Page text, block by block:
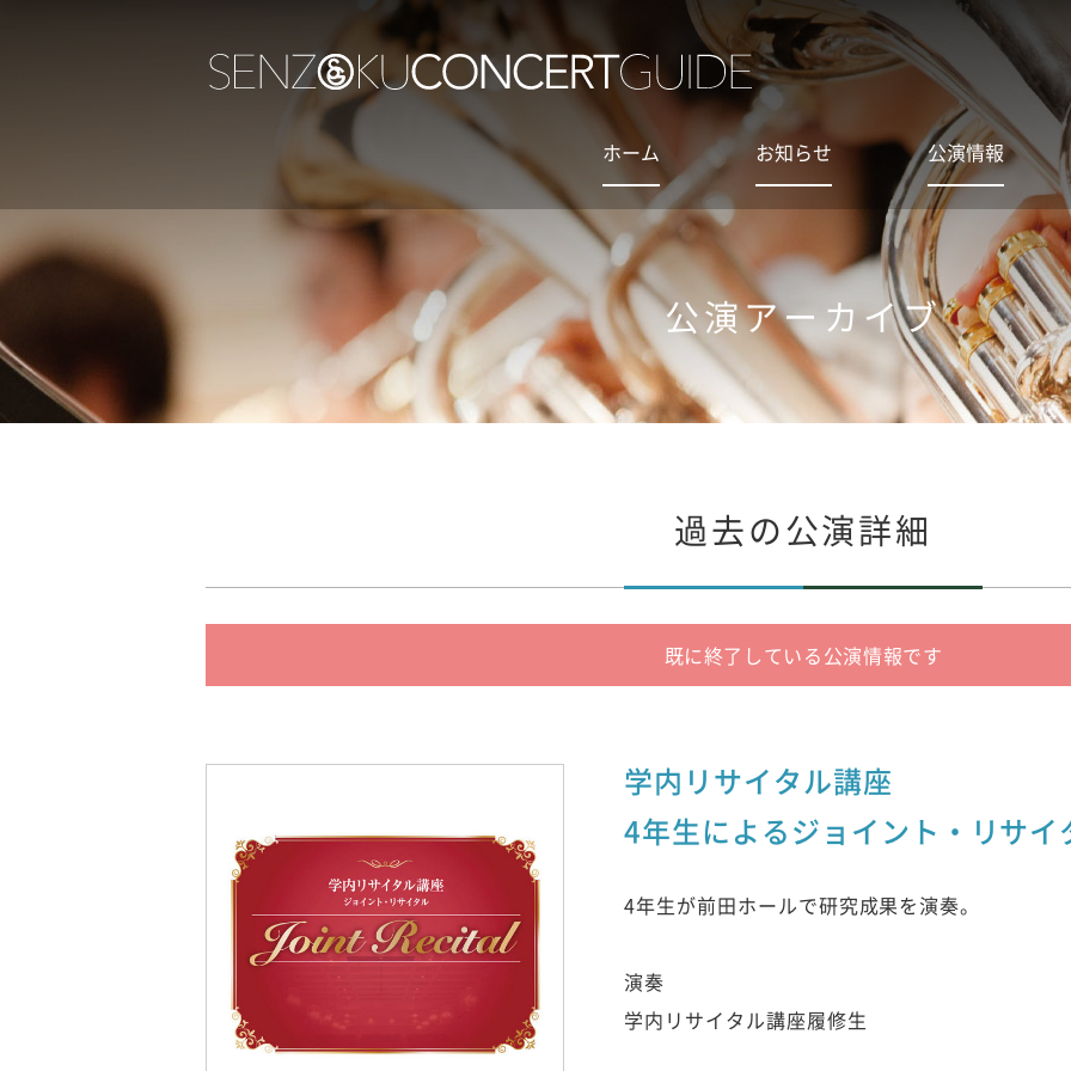
ホーム お知らせ 公演情報
公演アーカイブ
過去の公演詳細
既に終了している公演情報です
学内リサイタル講座
4年生によるジョイント・リサ
4年生が前田ホールで研究成果を演奏。
演奏
学内リサイタル講座履修生